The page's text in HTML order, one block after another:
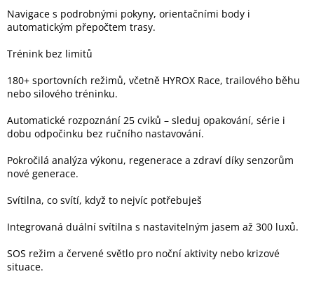
Kamerové
systémy
MILESIGHT
Přihlášení
Navigace s podrobnými pokyny, orientačními body i
automatickým přepočtem trasy.
Trénink bez limitů
180+ sportovních režimů, včetně HYROX Race, trailového běhu
nebo silového tréninku.
Automatické rozpoznání 25 cviků – sleduj opakování, série i
dobu odpočinku bez ručního nastavování.
Pokročilá analýza výkonu, regenerace a zdraví díky senzorům
nové generace.
Svítilna, co svítí, když to nejvíc potřebuješ
Integrovaná duální svítilna s nastavitelným jasem až 300 luxů.
SOS režim a červené světlo pro noční aktivity nebo krizové
situace.